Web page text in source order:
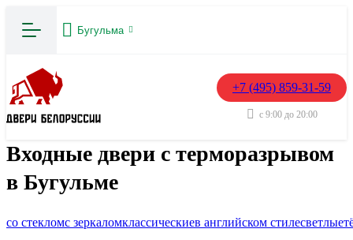
Бугульма
+7 (495) 859-31-59
с 9:00 до 20:00
Входные двери с терморазрывом
в Бугульме
со стекломс зеркаломклассическиев английском стилесветлые